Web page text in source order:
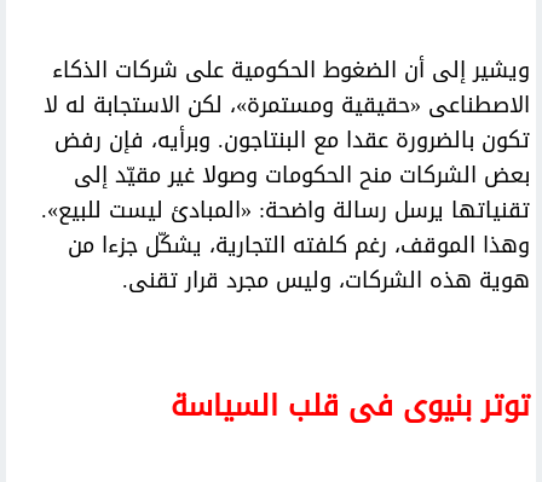
ويشير إلى أن الضغوط الحكومية على شركات الذكاء
الاصطناعى «حقيقية ومستمرة»، لكن الاستجابة له لا
تكون بالضرورة عقدا مع البنتاجون. وبرأيه، فإن رفض
بعض الشركات منح الحكومات وصولا غير مقيّد إلى
تقنياتها يرسل رسالة واضحة: «المبادئ ليست للبيع».
وهذا الموقف، رغم كلفته التجارية، يشكّل جزءا من
هوية هذه الشركات، وليس مجرد قرار تقنى.
توتر بنيوى فى قلب السياسة